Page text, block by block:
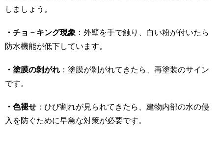
しましょう。
・チョ－キング現象 ：外壁を手で触り、白い粉が付いたら
防水機能が低下しています。
・塗膜の剝がれ ：塗膜が剝がれてきたら、再塗装のサイン
です。
・色褪せ ：ひび割れが見られてきたら、建物内部の水の侵
入を防ぐために早急な対策が必要です。